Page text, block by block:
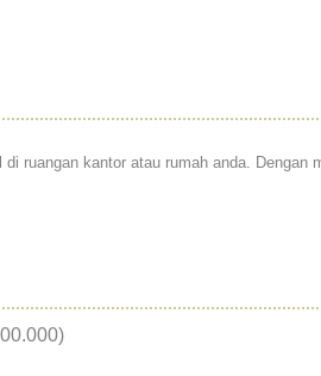
ruangan kantor atau rumah anda.